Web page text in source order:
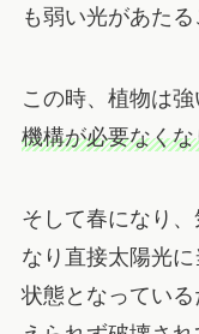
も弱い光があたる
この時、植物は
機構が必要なく
そして春になり
なり直接太陽光
状態となってい